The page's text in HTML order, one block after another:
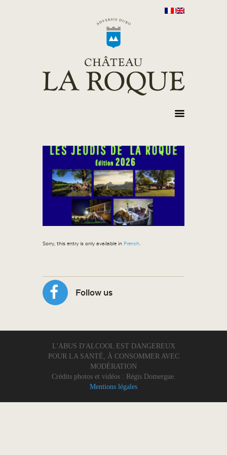
Sorry, this entry is only available in French
Follow us
L'ABUS D'ALCOOL EST DANGEREUX
POUR LA SANTÉ, À CONSOMMER AVEC
MODÉRATION
Crédits photos et vidéos : Régis Domergue.
Mentions légales